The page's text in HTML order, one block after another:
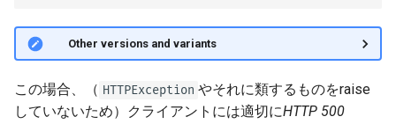
🤓 Other versions and variants
この場合、（ HTTPException やそれに類するものをraise
していないため）クライアントには適切にHTTP 500